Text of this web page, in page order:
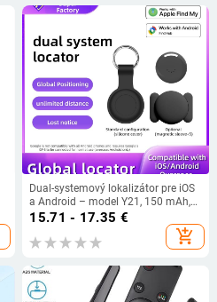
Dual-systemový lokalizátor pre iOS
a Android – model Y21, 150 mAh,
ABS telo, hmotnosť 7 g
15.71 - 17.35 €
add_shopping_cart